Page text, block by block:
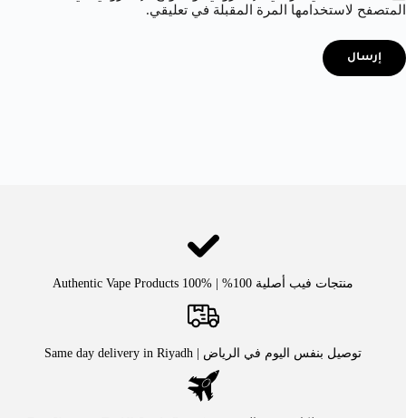
المتصفح لاستخدامها المرة المقبلة في تعليقي.
إرسال
منتجات فيب أصلية 100% | Authentic Vape Products 100%
توصيل بنفس اليوم في الرياض | Same day delivery in Riyadh